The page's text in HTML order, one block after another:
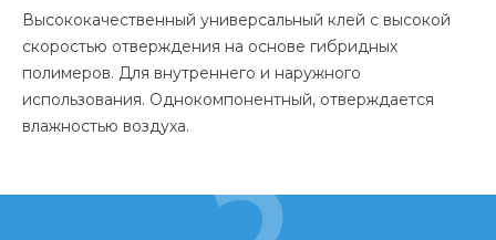
Высококачественный универсальный клей с высокой
скоростью отверждения на основе гибридных
полимеров. Для внутреннего и наружного
использования. Однокомпонентный, отверждается
влажностью воздуха.